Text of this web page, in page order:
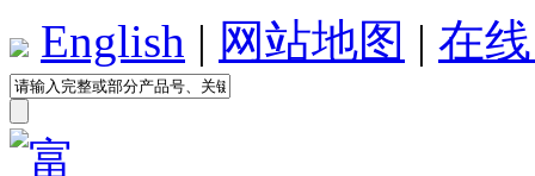
English | 网站地图 | 在